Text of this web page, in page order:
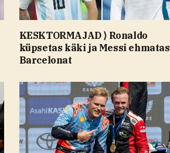
KESKTORMAJAD ⟩ Ronaldo
küpsetas käki ja Messi ehmatas
Barcelonat